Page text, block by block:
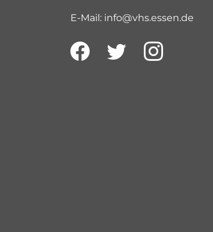
E-Mail: info@vhs.essen.de